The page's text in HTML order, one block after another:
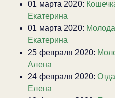
01 марта 2020:
Екатерина
01 марта 2020:
Екатерина
25 февраля 2020:
Алена
24 февраля 2020:
Елена